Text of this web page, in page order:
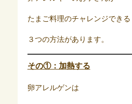
たまご料理のチャレンジできる
３つの方法があります。
その①：加熱する
卵アレルゲンは